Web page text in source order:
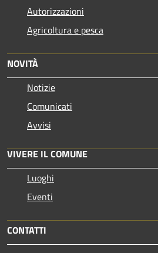
Autorizzazioni
Agricoltura e pesca
NOVITÀ
Notizie
Comunicati
Avvisi
VIVERE IL COMUNE
Luoghi
Eventi
CONTATTI